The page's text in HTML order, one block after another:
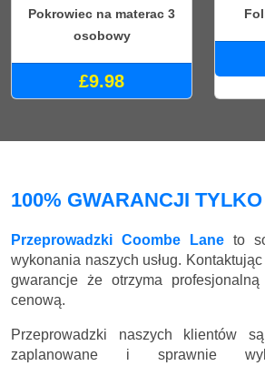
Pokrowiec na materac 3
osobowy
£9.98
100% GWARANCJI
Przeprowadzki Coombe Lane to
wykonania naszych usług.
gwarancje że otrzyma
cenową.
Przeprowadzki naszych klientów
zaplanowane i sprawnie